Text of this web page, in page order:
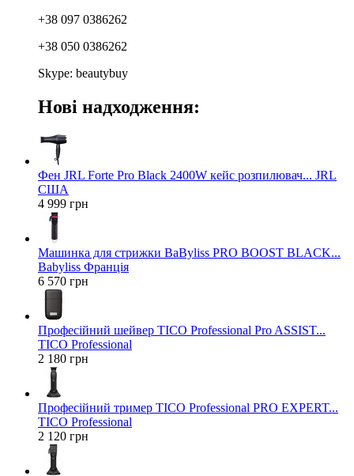
+38 097 0386262
+38 050 0386262
Skype: beautybuy
Нові надходження:
Фен JRL Forte Pro Black 2400W кейс розпилювач... JRL
США
4 999 грн
Машинка для стрижки BaByliss PRO BOOST BLACK...
Babyliss Франція
6 570 грн
Професійний шейвер TICO Professional Pro ASSIST...
TICO Professional
2 180 грн
Професійний тример TICO Professional PRO EXPERT...
TICO Professional
2 120 грн